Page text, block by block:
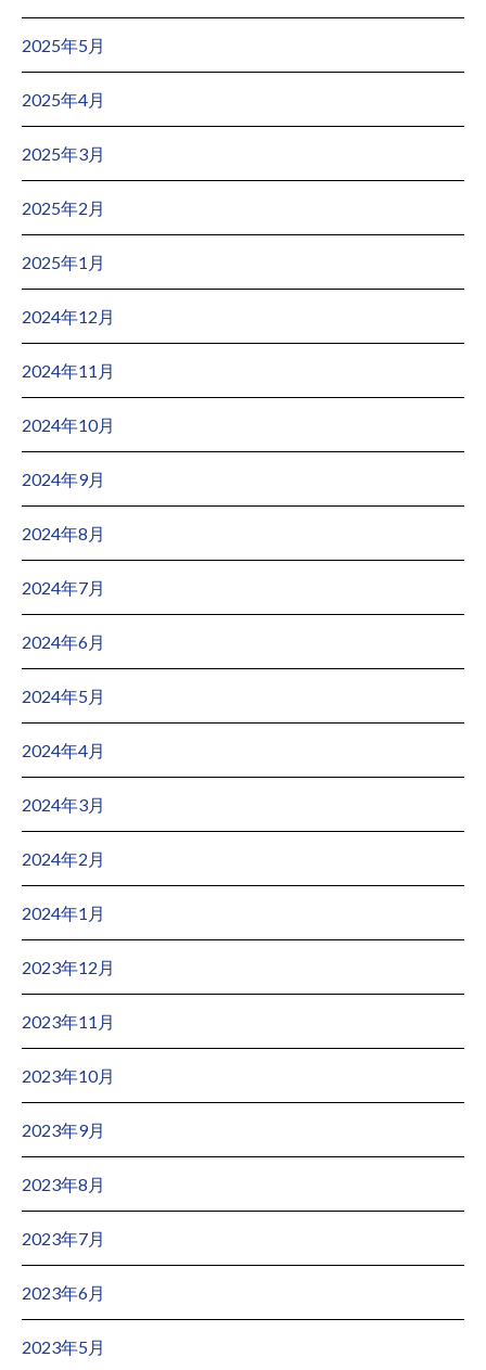
2025年5月
2025年4月
2025年3月
2025年2月
2025年1月
2024年12月
2024年11月
2024年10月
2024年9月
2024年8月
2024年7月
2024年6月
2024年5月
2024年4月
2024年3月
2024年2月
2024年1月
2023年12月
2023年11月
2023年10月
2023年9月
2023年8月
2023年7月
2023年6月
2023年5月